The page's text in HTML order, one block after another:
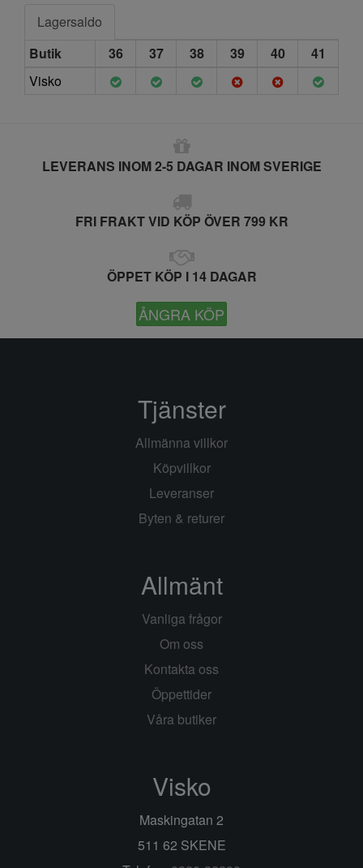
Lagersaldo
Butik
36 37 38 39 40
41
Visko
LEVERANS INOM 2-5 DAGAR INOM SVERIGE
FRI FRAKT VID KÖP ÖVER 799 KR
ÖPPET KÖP I 14 DAGAR
ÅNGRA KÖP
Tjänster
Allmänna villkor
Köpvillkor
Leveranser
Byten & returer
Allmänt
Vanliga frågor
Om oss
Kontakta oss
Öppettider
Våra butiker
Visko
Maskingatan 2
511 62 SKENE